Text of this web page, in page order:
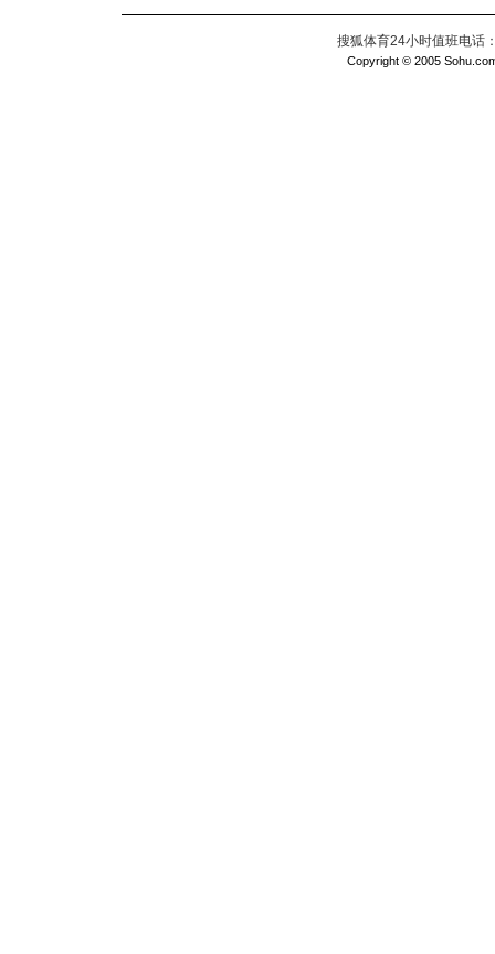
搜狐体育24小时值班电话
Copyright © 2005